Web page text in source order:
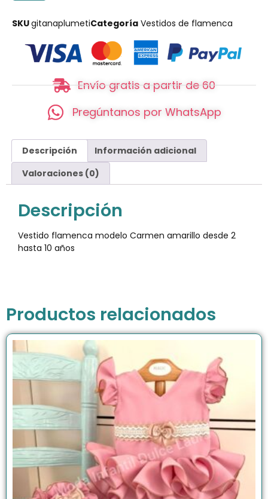
SKUgitanaplumetiCategoría Vestidos de flamenca
Envío gratis a partir de 60
Pregúntanos por WhatsApp
Descripción
Información adicional
Valoraciones (0)
Descripción
Vestido flamenca modelo Carmen amarillo desde 2
hasta 10 años
Productos relacionados